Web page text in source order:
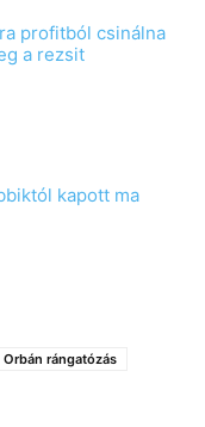
profitból csinálna
a rezsit
kapott ma
Orbán rángatózás